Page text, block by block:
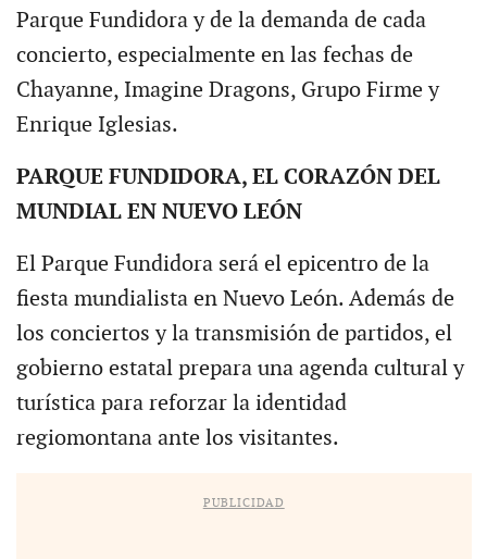
Parque Fundidora y de la demanda de cada
concierto, especialmente en las fechas de
Chayanne, Imagine Dragons, Grupo Firme y
Enrique Iglesias.
PARQUE FUNDIDORA, EL CORAZÓN DEL
MUNDIAL EN NUEVO LEÓN
El Parque Fundidora será el epicentro de la
fiesta mundialista en Nuevo León. Además de
los conciertos y la transmisión de partidos, el
gobierno estatal prepara una agenda cultural y
turística para reforzar la identidad
regiomontana ante los visitantes.
PUBLICIDAD